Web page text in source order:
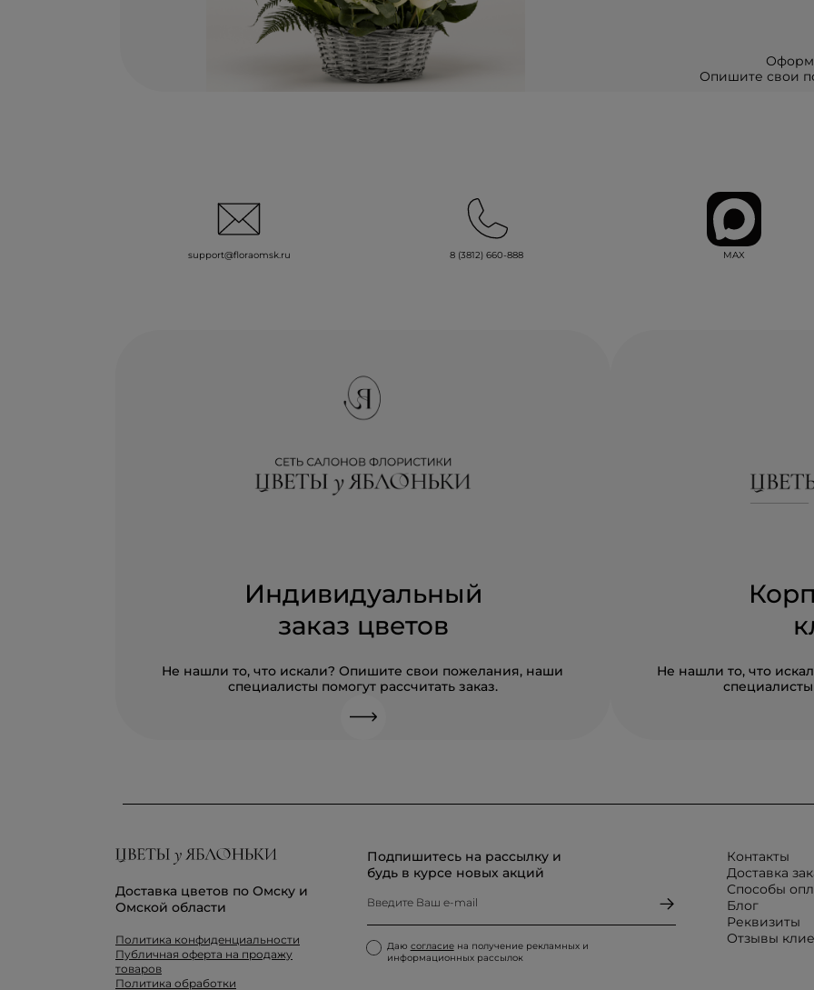
Опишите свои
support@floraomsk.ru 8 (3812) 660-888 MAX
Индивидуальный
заказ цветов
Не нашли то, что искали? Опишите свои пожелания, наши
специалисты помогут рассчитать заказ.
Не нашли то, что
специалисты
Контакты
Доставка
Способы
Блог
Реквизиты
Отзывы
Подпишитесь на рассылку и
будь в курсе новых акций
Даю согласиена получение рекламных и
информационных рассылок
Доставка цветов по Омску и
Омской области
Политика конфиденциальности
Публичная оферта на продажу
товаров
Политика обработки